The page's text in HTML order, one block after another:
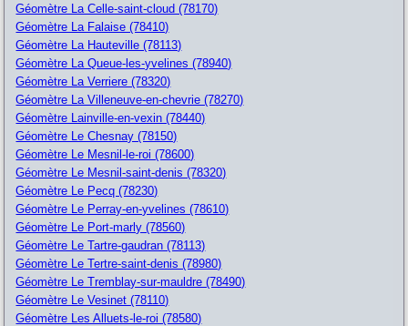
Géomètre La Celle-saint-cloud (78170)
Géomètre La Falaise (78410)
Géomètre La Hauteville (78113)
Géomètre La Queue-les-yvelines (78940)
Géomètre La Verriere (78320)
Géomètre La Villeneuve-en-chevrie (78270)
Géomètre Lainville-en-vexin (78440)
Géomètre Le Chesnay (78150)
Géomètre Le Mesnil-le-roi (78600)
Géomètre Le Mesnil-saint-denis (78320)
Géomètre Le Pecq (78230)
Géomètre Le Perray-en-yvelines (78610)
Géomètre Le Port-marly (78560)
Géomètre Le Tartre-gaudran (78113)
Géomètre Le Tertre-saint-denis (78980)
Géomètre Le Tremblay-sur-mauldre (78490)
Géomètre Le Vesinet (78110)
Géomètre Les Alluets-le-roi (78580)